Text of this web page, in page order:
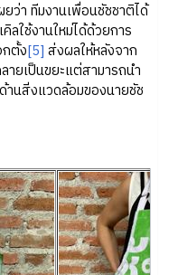
ว่า ทีมงานเพื่อนชัชชาติได้
ลใช้งานใหม่ได้ด้วยการ
กตั้ง[5] ส่งผลให้หลังจาก
ายเป็นขยะแต่สามารถนำ
านสิ่งแวดล้อมของนายชัช